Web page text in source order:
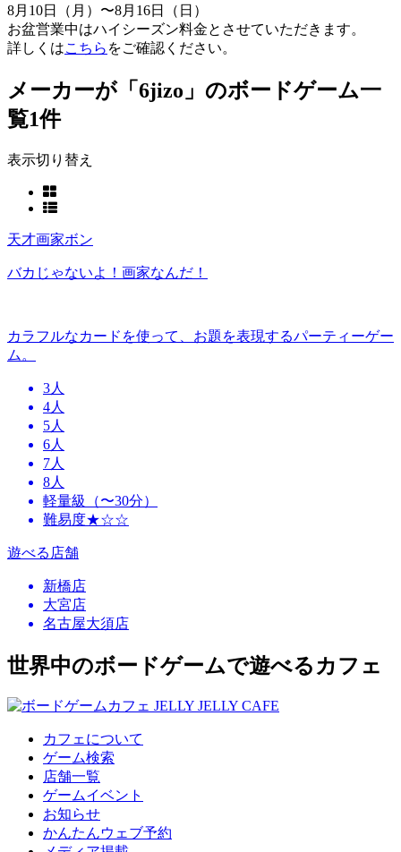
8月10日（月）〜8月16日（日）
お盆営業中はハイシーズン料金とさせていただきます。
詳しくはこちら をご確認ください。
メーカーが「6jizo」のボードゲーム一
覧1件
表示切り替え
天才画家ボン
バカじゃないよ！画家なんだ！
カラフルなカードを使って、お題を表現するパーティーゲー
ム。
3人
4人
5人
6人
7人
8人
軽量級（〜30分）
難易度★☆☆
遊べる店舗
新橋店
大宮店
名古屋大須店
世界中のボードゲームで遊べるカフェ
カフェについて
ゲーム検索
店舗一覧
ゲームイベント
お知らせ
かんたんウェブ予約